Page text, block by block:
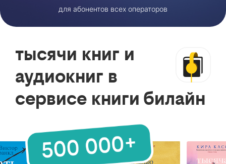
для абонентов всех операторов
тысячи книг и
аудиокниг в
сервисе книги билайн